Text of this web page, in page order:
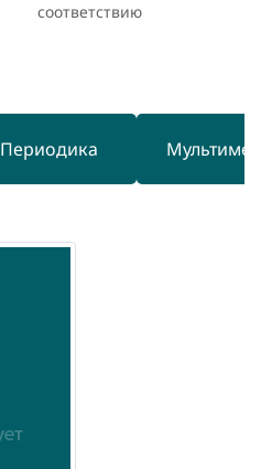
соответствию
Периодика